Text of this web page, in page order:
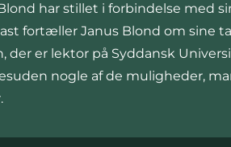
har stillet i forbindelse med
fortæller Janus Blond om sine
der er lektor på Syddansk
nogle af de muligheder,